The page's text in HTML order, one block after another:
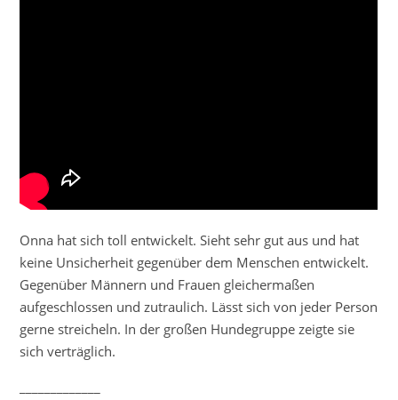
Onna hat sich toll entwickelt. Sieht sehr gut aus und hat
keine Unsicherheit gegenüber dem Menschen entwickelt.
Gegenüber Männern und Frauen gleichermaßen
aufgeschlossen und zutraulich. Lässt sich von jeder Person
gerne streicheln. In der großen Hundegruppe zeigte sie
sich verträglich.